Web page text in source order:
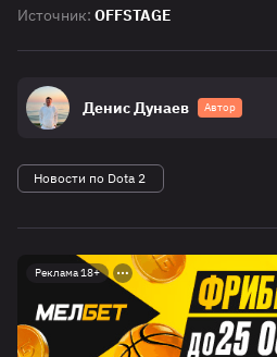
Источник: OFFSTAGE
Денис Дунаев Автор
Новости по Dota 2
Реклама 18+